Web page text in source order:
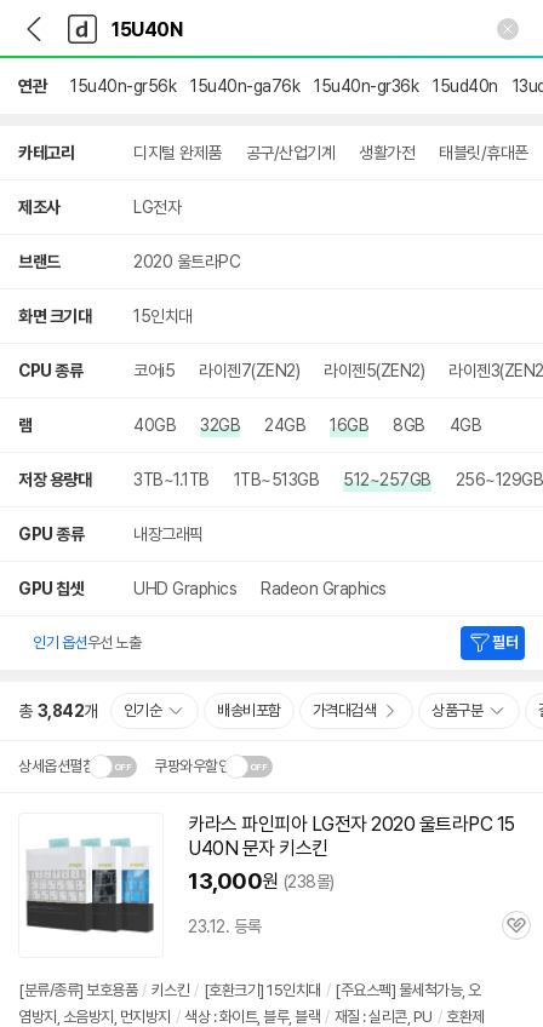
다
나
와
가
기
다
와
메
연관 15u40n-gr56k 15u40n-ga76k 15u40n-gr36k 15ud40n
카테고리 디지털 완제품 공구/산업기계 생활가전 태블릿/휴대폰
제조사 LG전자
브랜드 2020 울트라PC
화면 크기대 15인치대
CPU 종류 코어i5 라이젠7(ZEN2) 라이젠5(ZEN2) 라이젠
램 40GB 32GB 24GB 16GB 8GB 4GB
저장 용량대 3TB~1.1TB 1TB~513GB 512~257GB 256~129GB
GPU 종류 내장그래픽
GPU 칩셋 UHD Graphics Radeon Graphics
인기 옵션우선 노출 필터
총 3,842개 인기순 배송비포함 가격대검색 상품구분
상세옵션펼침 쿠팡와우할인
배송·설치비가 달라집니다.닫
기
카라스 파인피아 LG전자 2020 울트라PC15
U40N 문자 키스킨
13,000원 (238몰)
23.12. 등록
관
[분류/종류] 보호용품 / 키스킨 / [호환크기] 15인치대 / [주요스펙] 물세척가능, 오
염방지, 소음방지, 먼지방지 / 색상 : 화이트, 블루, 블랙 / 재질 : 실리콘, PU / 호환제